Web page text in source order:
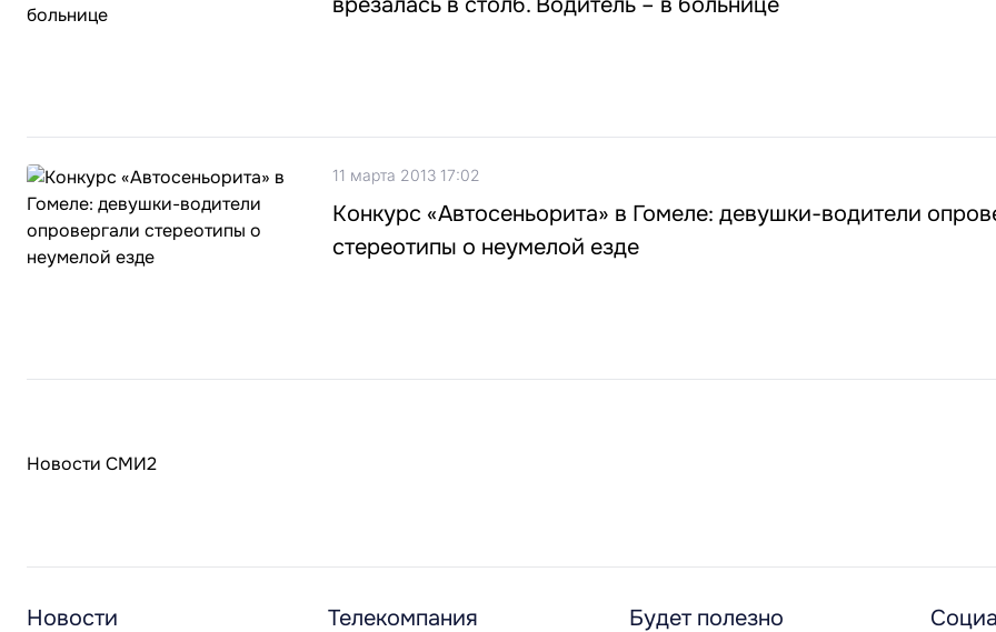
11 марта 2013 17:02
Конкурс «Автосеньорита» в Гомеле: девушки-водители
стереотипы о неумелой езде
Новости СМИ2
Новости Телекомпания Будет полезно